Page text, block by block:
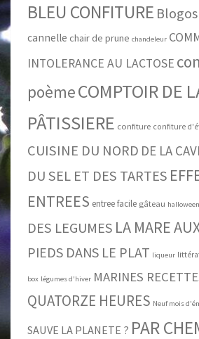
BLEU CONFITURE
cannelle chair de prune chandeleur
INTOLERANCE AU LACTOSE
poèmeCOMPTOIR DE
PÂTISSIERE confiture confiture
CUISINE DU NORD DE LA
DU SEL ET DES TARTES
ENTREES entree facile gâteau halloween
DES LEGUMES LA MARE
PIEDS DANS LE PLAT liqueur
box légumes d'hiver MARINES
QUATORZE HEURES Neuf mois
SAUVE LA PLANETE ? PAR